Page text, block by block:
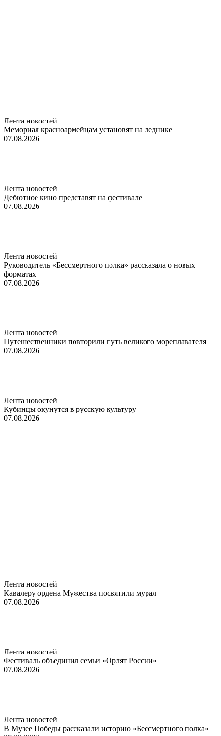
Лента новостей
Мемориал красноармейцам установят на леднике
07.08.2026
Лента новостей
Дебютное кино представят на фестивале
07.08.2026
Лента новостей
Руководитель «Бессмертного полка» рассказала о новых
форматах
07.08.2026
Лента новостей
Путешественники повторили путь великого мореплавателя
07.08.2026
Лента новостей
Кубинцы окунутся в русскую культуру
07.08.2026
Лента новостей
Кавалеру ордена Мужества посвятили мурал
07.08.2026
Лента новостей
Фестиваль объединил семьи «Орлят России»
07.08.2026
Лента новостей
В Музее Победы рассказали историю «Бессмертного полка»